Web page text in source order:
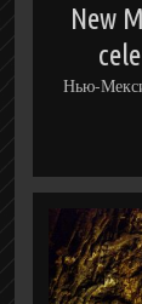
New
Нью-